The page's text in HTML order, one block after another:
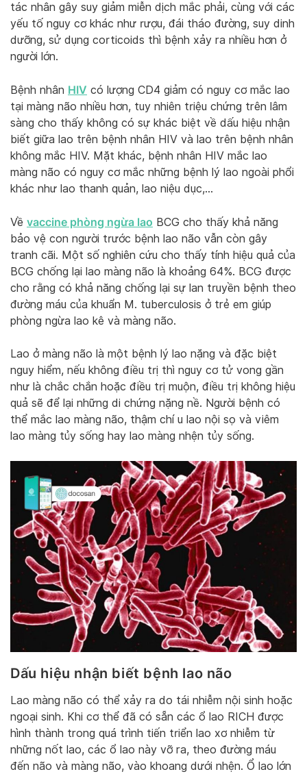
tác nhân gây suy giảm miễn dịch mắc phải, cùng với các
yếu tố nguy cơ khác như rượu, đái tháo đường, suy dinh
dưỡng, sử dụng corticoids thì bệnh xảy ra nhiều hơn ở
người lớn.
Bệnh nhân HIV có lượng CD4 giảm có nguy cơ mắc lao
tại màng não nhiều hơn, tuy nhiên triệu chứng trên lâm
sàng cho thấy không có sự khác biệt về dấu hiệu nhận
biết giữa lao trên bệnh nhân HIV và lao trên bệnh nhân
không mắc HIV. Mặt khác, bệnh nhân HIV mắc lao
màng não có nguy cơ mắc những bệnh lý lao ngoài phổi
khác như lao thanh quản, lao niệu dục,…
Về vaccine phòng ngừa lao BCG cho thấy khả năng
bảo vệ con người trước bệnh lao não vẫn còn gây
tranh cãi. Một số nghiên cứu cho thấy tính hiệu quả của
BCG chống lại lao màng não là khoảng 64%. BCG được
cho rằng có khả năng chống lại sự lan truyền bệnh theo
đường máu của khuẩn M. tuberculosis ở trẻ em giúp
phòng ngừa lao kê và màng não.
Lao ở màng não là một bệnh lý lao nặng và đặc biệt
nguy hiểm, nếu không điều trị thì nguy cơ tử vong gần
như là chắc chắn hoặc điều trị muộn, điều trị không hiệu
quả sẽ để lại những di chứng nặng nề. Người bệnh có
thể mắc lao màng não, thậm chí u lao nội sọ và viêm
lao màng tủy sống hay lao màng nhện tủy sống.
Dấu hiệu nhận biết bệnh lao não
Lao màng não có thể xảy ra do tái nhiễm nội sinh hoặc
ngoại sinh. Khi cơ thể đã có sẵn các ổ lao RICH được
hình thành trong quá trình tiến triển lao xơ nhiễm từ
những nốt lao, các ổ lao này vỡ ra, theo đường máu
đến não và màng não, vào khoang dưới nhện. Ổ lao lớn